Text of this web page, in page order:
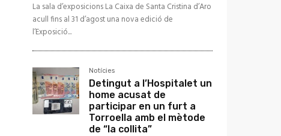
La sala d’exposicions La Caixa de Santa Cristina d’Aro
acull fins al 31 d’agost una nova edició de
l’Exposició...
Notícies
Detingut a l’Hospitalet un
home acusat de
participar en un furt a
Torroella amb el mètode
de “la collita”